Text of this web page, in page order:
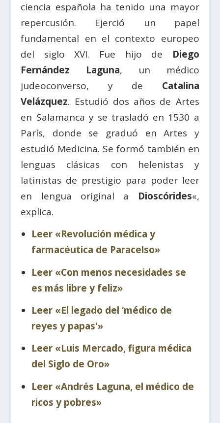
ciencia española ha tenido una mayor
repercusión. Ejerció un papel
fundamental en el contexto europeo
del siglo XVI. Fue hijo de Diego
Fernández Laguna, un médico
judeoconverso, y de Catalina
Velázquez. Estudió dos años de Artes
en Salamanca y se trasladó en 1530 a
París, donde se graduó en Artes y
estudió Medicina. Se formó también en
lenguas clásicas con helenistas y
latinistas de prestigio para poder leer
en lengua original a Dioscórides«,
explica.
Leer «Revolución médica y
farmacéutica de Paracelso»
Leer «Con menos necesidades se
es más libre y feliz»
Leer «El legado del ‘médico de
reyes y papas'»
Leer «Luis Mercado, figura médica
del Siglo de Oro»
Leer «Andrés Laguna, el médico de
ricos y pobres»